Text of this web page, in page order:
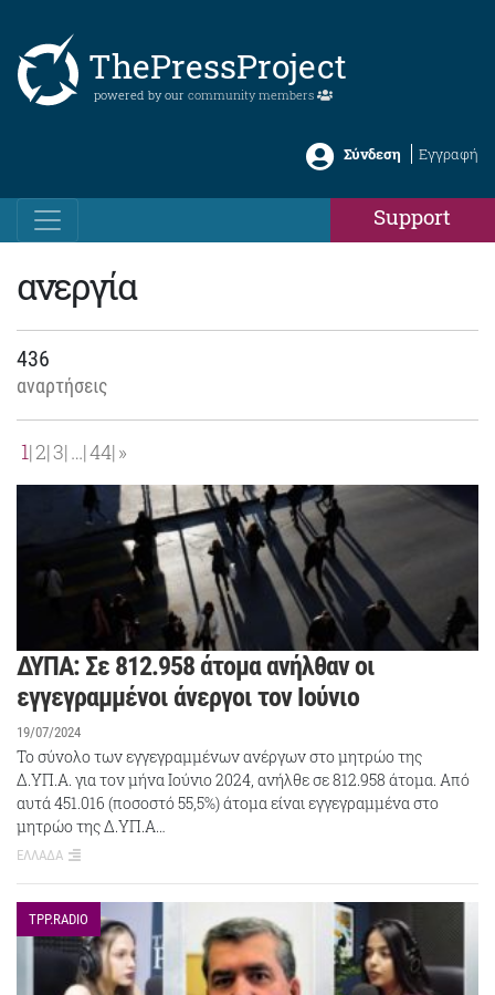
ThePressProject
powered by our community members
Σύνδεση Εγγραφή
Support
ανεργία
436
αναρτήσεις
1 2 3 … 44 »
ΔΥΠΑ: Σε 812.958 άτομα ανήλθαν οι
εγγεγραμμένοι άνεργοι τον Ιούνιο
19/07/2024
Το σύνολο των εγγεγραμμένων ανέργων στο μητρώο της
Δ.ΥΠ.Α. για τον μήνα Ιούνιο 2024, ανήλθε σε 812.958 άτομα. Από
αυτά 451.016 (ποσοστό 55,5%) άτομα είναι εγγεγραμμένα στο
μητρώο της Δ.ΥΠ.Α…
ΕΛΛΑΔΑ
TPP.RADIO